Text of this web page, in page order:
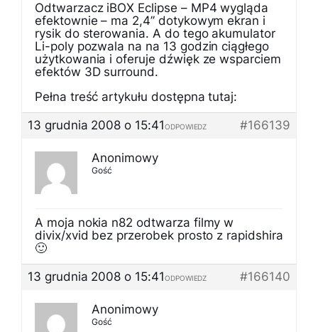
Odtwarzacz iBOX Eclipse – MP4 wygląda
efektownie – ma 2,4’’ dotykowym ekran i
rysik do sterowania. A do tego akumulator
Li-poly pozwala na na 13 godzin ciągłego
użytkowania i oferuje dźwięk ze wsparciem
efektów 3D surround.
Pełna treść artykułu dostępna tutaj:
13 grudnia 2008 o 15:41
#166139
ODPOWIEDZ
Anonimowy
Gość
A moja nokia n82 odtwarza filmy w
divix/xvid bez przerobek prosto z rapidshira
🙂
13 grudnia 2008 o 15:41
#166140
ODPOWIEDZ
Anonimowy
Gość